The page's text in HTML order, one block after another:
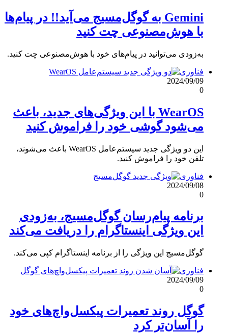
Gemini به گوگل‌مسیج می‌آید!! در پیام‌ها
با هوش‌مصنوعی چت کنید
به‌زودی می‌توانید در پیام‌های خود با هوش‌مصنوعی چت کنید.
فناوری
2024/09/09
0
WearOS با این ویژگی‌های جدید، باعث
می‌شود گوشی خود را فراموش کنید
این دو ویژگی جدید سیستم‌عامل WearOS باعث می‌شوند،
تلفن خود را فراموش کنید.
فناوری
2024/09/08
0
برنامه پیام‌رسان گوگل‌مسیج، به‌زودی
این ویژگی اینستاگرام را دریافت می‌کند
گوگل‌مسیج این ویژگی را از برنامه اینستاگرام کپی می‌کند.
فناوری
2024/09/09
0
گوگل روند تعمیرات پیکسل‌واچ‌های خود
را آسان‌تر کرد